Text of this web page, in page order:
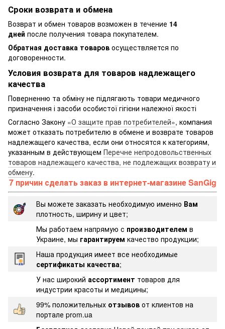
Сроки возврата и обмена
Возврат и обмен товаров возможен в течение 14
дней после получения товара покупателем.
Обратная доставка товаров осуществляется по
договоренности.
Условия возврата для товаров надлежащего
качества
Поверненню та обміну не підлягають товари медичного
призначення і засоби особистої гігієни належної якості
Согласно Закону «О защите прав потребителей», компания
может отказать потребителю в обмене и возврате товаров
надлежащего качества, если они относятся к категориям,
указанным в действующем Перечне непродовольственных
товаров надлежащего качества, не подлежащих возврату и
обмену.
7 причин сделать заказ в интернет-магазине SanGig
Вы можете заказать необходимую именно Вам
плотность, ширину и цвет;
Мы работаем напрямую с производителем в
Украине, мы гарантируем качество продукции;
Наша продукция имеет все необходимые
сертификаты качества;
У нас широкий ассортимент товаров для
индустрии красоты и медицины;
99% положительных отзывов от клиентов на
портале prom.ua